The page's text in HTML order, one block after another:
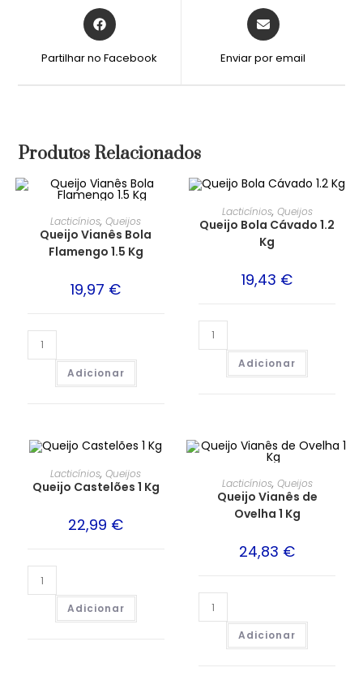
Partilhar no Facebook Enviar por email
Produtos Relacionados
Lacticínios,Queijos
Queijo Vianês Bola
Flamengo 1.5 Kg
19,97 €
Adicionar
Lacticínios, Queijos
Queijo Bola Cávado 1.2
Kg
19,43 €
Adicionar
Lacticínios,Queijos
Queijo Castelões 1 Kg
22,99 €
Adicionar
Lacticínios, Queijos
Queijo Vianês de
Ovelha 1 Kg
24,83 €
Adicionar